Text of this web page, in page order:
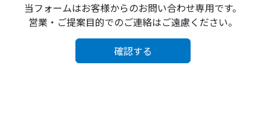
当フォームはお客様からのお問い合わせ専用です。
営業・ご提案目的でのご連絡はご遠慮ください。